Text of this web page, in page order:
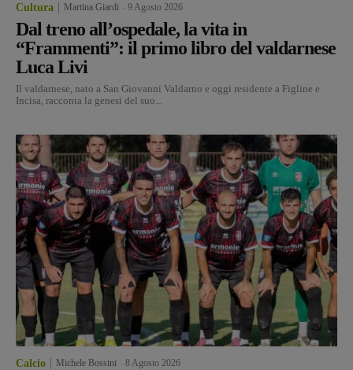
Cultura Martina Giardi 9 Agosto 2026
Dal treno all’ospedale, la vita in
“Frammenti”: il primo libro del valdarnese
Luca Livi
Il valdarnese, nato a San Giovanni Valdarno e oggi residente a Figline e
Incisa, racconta la genesi del suo...
Calcio Michele Bossini 8 Agosto 2026